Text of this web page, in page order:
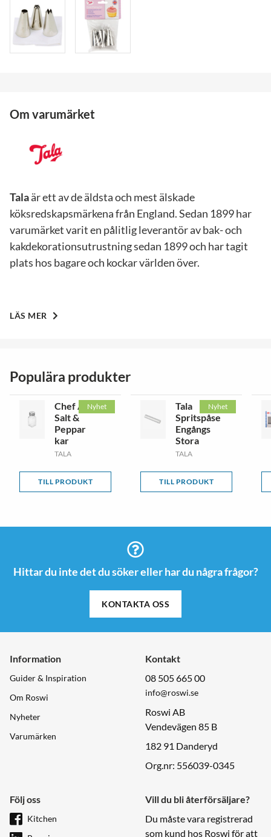
Om varumärket
Talaär ett av de äldsta och mest älskade
köksredskapsmärkena från England. Sedan 1899 har
varumärket varit en pålitlig leverantör av bak- och
kakdekorationsutrustning sedan 1899 och har tagit
plats hos bagare och kockar världen över.
LÄS MER
Populära produkter
Nyhet
Chef Aid
Salt &
Peppar
kar
TALA
TILL PRODUKT
Nyhet
Tala
Spritspåse
Engångs
Stora
TALA
TILL PRODUKT
Hittar du inte det du söker eller har du några frågor?
KONTAKTA OSS
Information
Guider & Inspiration
Om Roswi
Nyheter
Varumärken
Kontakt
08 505 665 00
info@roswi.se
Roswi AB
Vendevägen 85 B
182 91 Danderyd
Org.nr: 556039-0345
Följ oss
Kitchen
Vill du bli återförsäljare?
Du måste vara registrerad
som kund hos Roswi för att